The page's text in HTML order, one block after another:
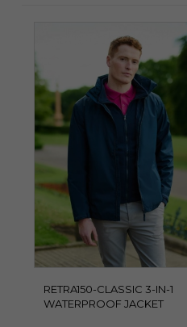
RETRA150-CLASSIC 3-IN-1
WATERPROOF JACKET